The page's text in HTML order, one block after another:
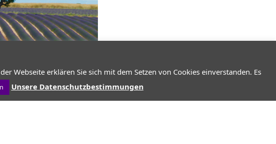
Webseite erklären Sie sich mit dem Setzen von Cookies einverstanden. Es
Unsere Datenschutzbestimmungen